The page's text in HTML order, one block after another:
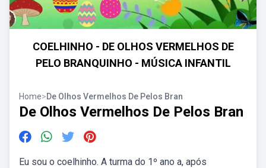
COELHINHO - DE OLHOS VERMELHOS DE
PELO BRANQUINHO - MÚSICA INFANTIL
Home>De Olhos Vermelhos De Pelos Bran
De Olhos Vermelhos De Pelos Bran
Eu sou o coelhinho. A turma do 1º ano a, após